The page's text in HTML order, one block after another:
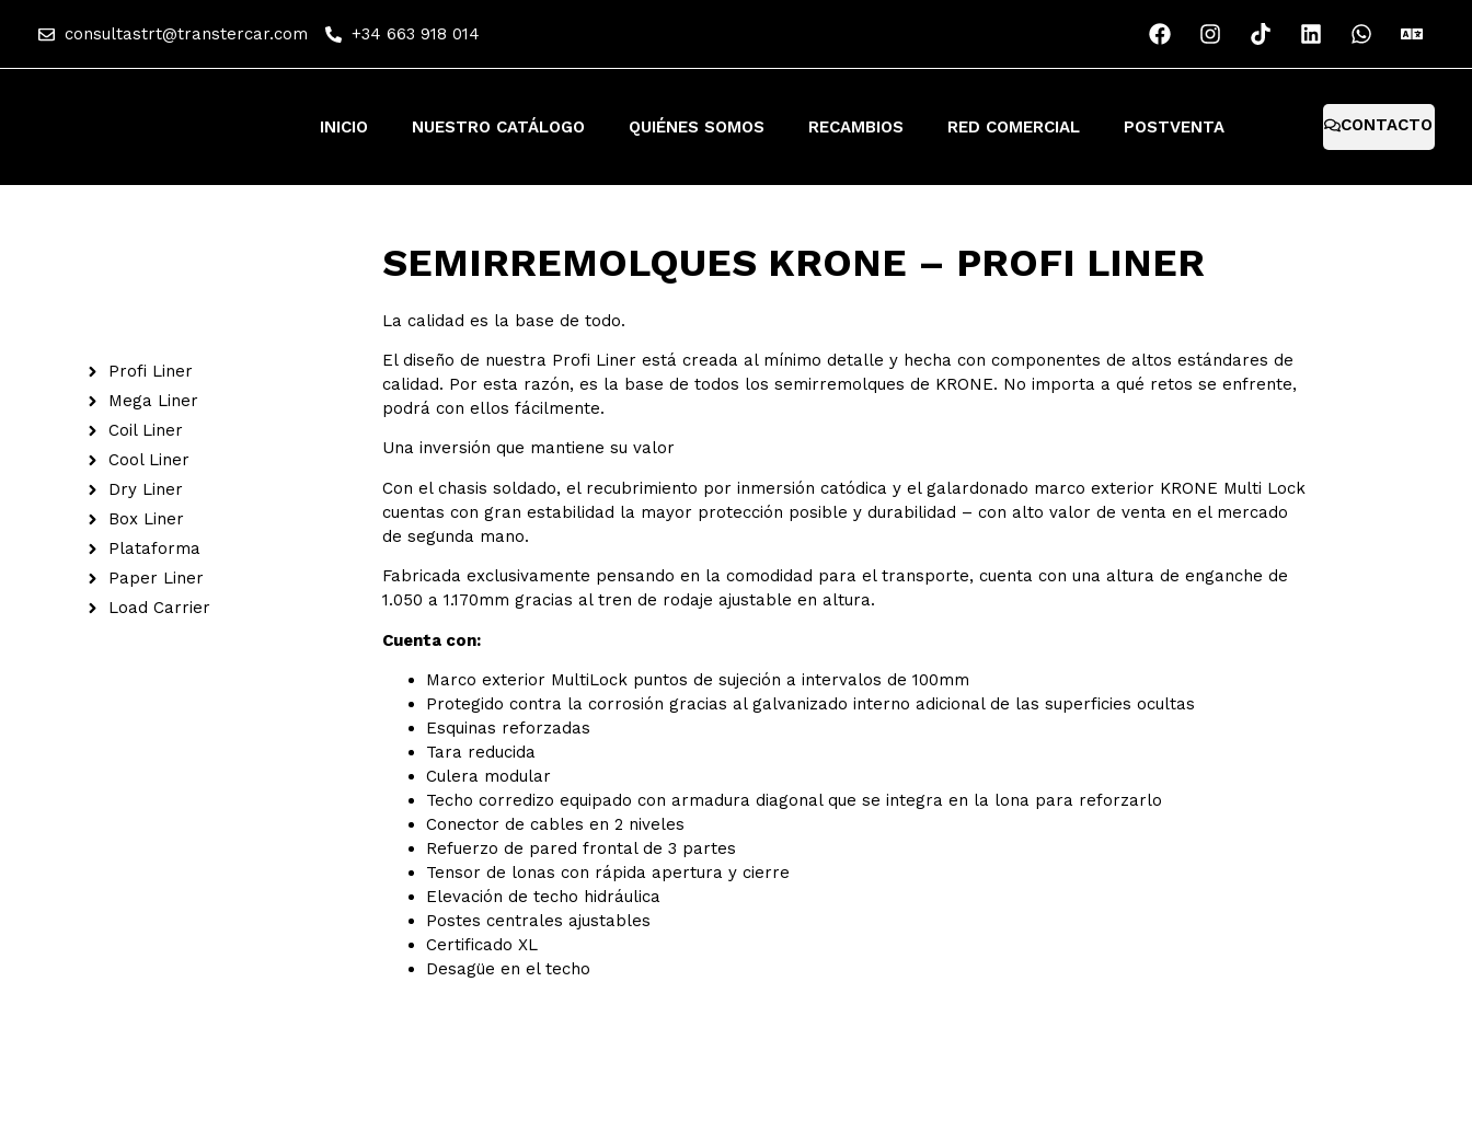
consultastrt@transtercar.com +34 663 918 014
INICIO NUESTRO CATÁLOGO QUIÉNES SOMOS RECAMBIOS RED COMERCIAL POSTVENTA CONTACTO
Profi Liner
Mega Liner
Coil Liner
Cool Liner
Dry Liner
Box Liner
Plataforma
Paper Liner
Load Carrier
SEMIRREMOLQUES KRONE – PROFI LINER
La calidad es la base de todo.
El diseño de nuestra Profi Liner está creada al mínimo detalle y hecha con componentes de altos estándares de
calidad. Por esta razón, es la base de todos los semirremolques de KRONE. No importa a qué retos se enfrente,
podrá con ellos fácilmente.
Una inversión que mantiene su valor
Con el chasis soldado, el recubrimiento por inmersión catódica y el galardonado marco exterior KRONE Multi Lock
cuentas con gran estabilidad la mayor protección posible y durabilidad – con alto valor de venta en el mercado
de segunda mano.
Fabricada exclusivamente pensando en la comodidad para el transporte, cuenta con una altura de enganche de
1.050 a 1.170mm gracias al tren de rodaje ajustable en altura.
Cuenta con:
Marco exterior MultiLock puntos de sujeción a intervalos de 100mm
Protegido contra la corrosión gracias al galvanizado interno adicional de las superficies ocultas
Esquinas reforzadas
Tara reducida
Culera modular
Techo corredizo equipado con armadura diagonal que se integra en la lona para reforzarlo
Conector de cables en 2 niveles
Refuerzo de pared frontal de 3 partes
Tensor de lonas con rápida apertura y cierre
Elevación de techo hidráulica
Postes centrales ajustables
Certificado XL
Desagüe en el techo